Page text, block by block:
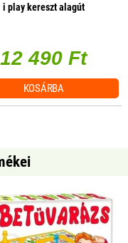
i play kereszt alagút
12 490 Ft
KOSÁRBA